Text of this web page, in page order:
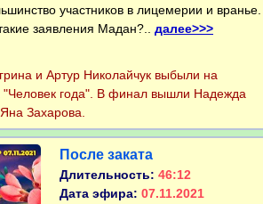
участников в лицемерии и вранье.
заявления Мадан?.. далее>>>
и Артур Николайчук выбыли на
"Человек года". В финал вышли Надежда
Захарова.
После заката
Длительность: 46:12
Дата эфира: 07.11.2021